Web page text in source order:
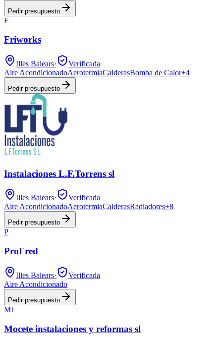
Pedir presupuesto
F
Friworks
Illes Balears·
Verificada
Aire AcondicionadoAerotermiaCalderasBomba de Calor+4
Pedir presupuesto
Instalaciones L.F.Torrens sl
Illes Balears·
Verificada
Aire AcondicionadoAerotermiaCalderasRadiadores+8
Pedir presupuesto
P
ProFred
Illes Balears·
Verificada
Aire Acondicionado
Pedir presupuesto
MI
Mocete instalaciones y reformas sl